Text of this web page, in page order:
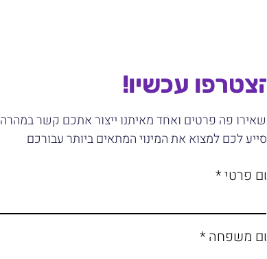
הצטרפו עכשיו!
תשאירו פה פרטים ואחד מאיתנו ייצור אתכם קשר במהרה
ויסייע לכם למצוא את המינוי המתאים ביותר עבורכם
שם פרטי
שם משפחה